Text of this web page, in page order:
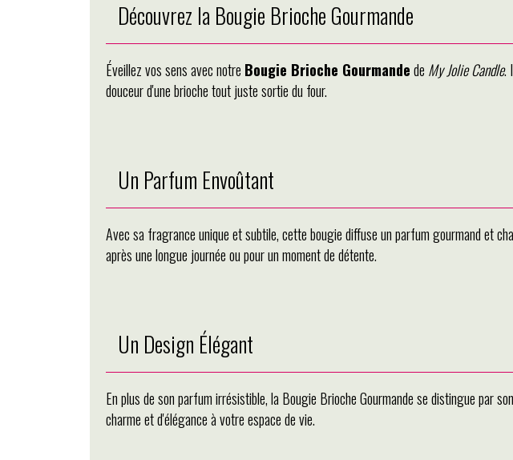
Découvrez la Bougie Brioche Gourmande
Éveillez vos sens avec notre Bougie Brioche Gourmandede My Jolie Candle.
douceur d'une brioche tout juste sortie du four.
Un Parfum Envoûtant
Avec sa fragrance unique et subtile, cette bougie diffuse un parfum gourmand et
après une longue journée ou pour un moment de détente.
Un Design Élégant
En plus de son parfum irrésistible, la Bougie Brioche Gourmande se distingue par
charme et d'élégance à votre espace de vie.